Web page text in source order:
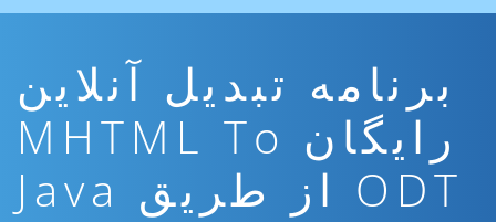
برنامه تبدیل آنلاین
رایگان MHTML To
ODT از طریق Java